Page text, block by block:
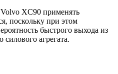
XC90 применять
поскольку при этом
быстрого выхода из
силового агрегата.